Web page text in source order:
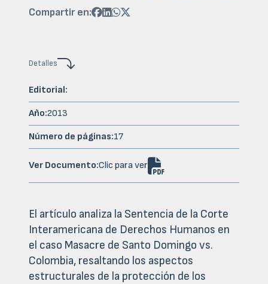
Compartir en:
Detalles
Editorial:
Año:2013
Número de páginas:17
Ver Documento:Clic para ver 
El artículo analiza la Sentencia de la Corte
Interamericana de Derechos Humanos en
el caso Masacre de Santo Domingo vs.
Colombia, resaltando los aspectos
estructurales de la protección de los